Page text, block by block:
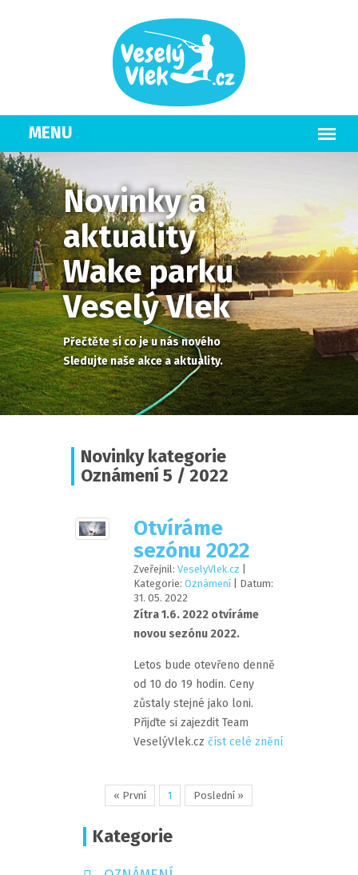
Novinky a
aktuality
Wake parku
Veselý Vlek
Přečtěte si co je u nás nového
Sledujte naše akce a aktuality.
Novinky kategorie
Oznámení 5 / 2022
Otvíráme
sezónu 2022
Zveřejnil: VeselyVlek.cz
Kategorie: Oznámení| Datum:
31. 05. 2022
Zítra 1.6. 2022 otvíráme
novou sezónu 2022.
Letos bude otevřeno denně
od 10 do 19 hodin. Ceny
zůstaly stejné jako loni.
Přijďte si zajezdit Team
VeselýVlek.cz číst celé znění
« První 1 Poslední »
Kategorie